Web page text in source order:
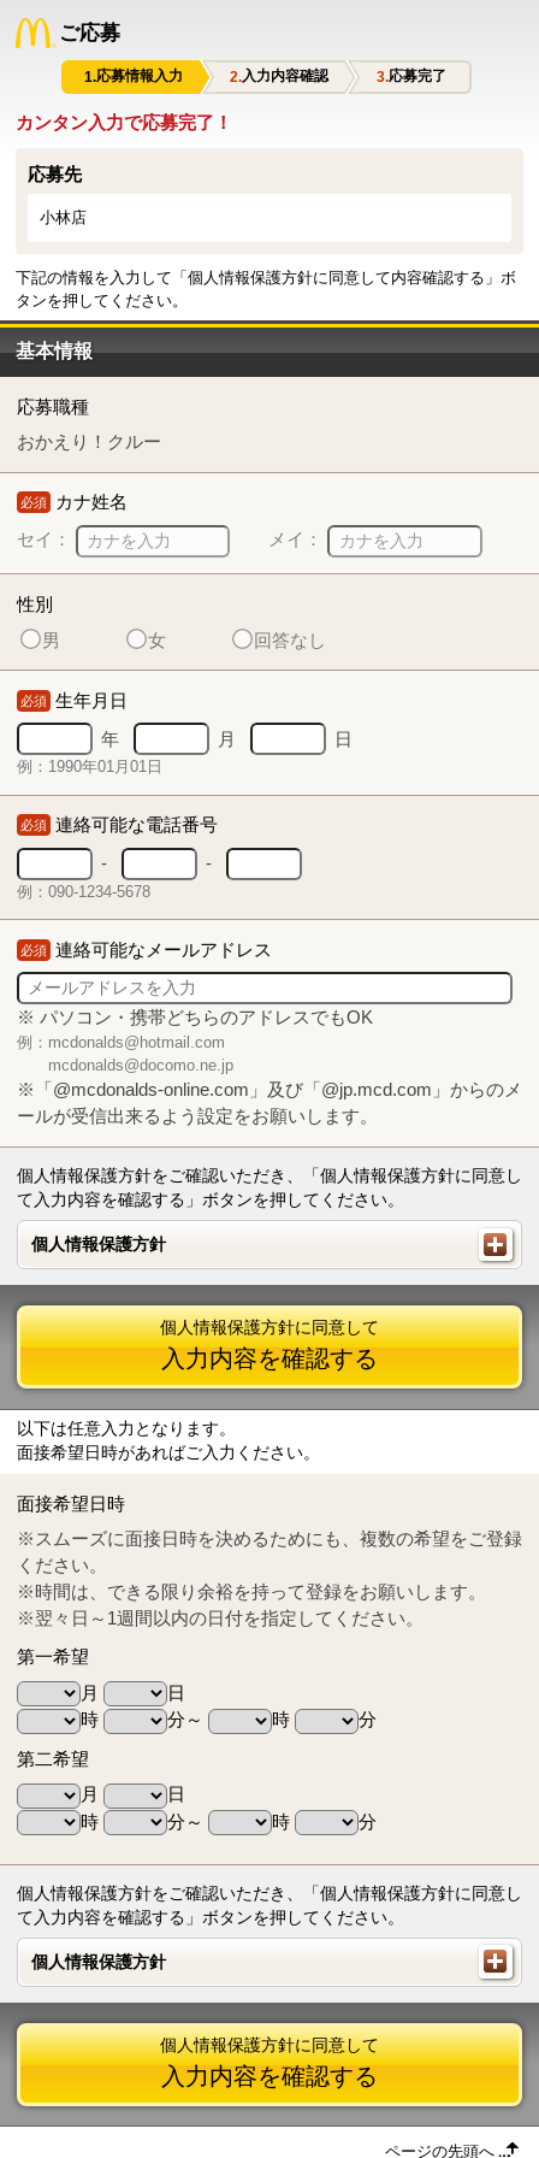
ご応募
応募情報入力 入力内容確認 応募完了
カンタン入力で応募完了！
応募先
小林店
下記の情報を入力して「個人情報保護方針に同意して内容確認する」ボ
タンを押してください。
基本情報
応募職種
おかえり！クルー
必須 カナ姓名
セイ：
メイ：
性別
男
女 回答なし
必須 生年月日
年
月 日
例：1990年01月01日
必須 連絡可能な電話番号
-
-
例：090-1234-5678
必須 連絡可能なメールアドレス
※ パソコン・携帯どちらのアドレスでもOK
例：mcdonalds@hotmail.com
mcdonalds@docomo.ne.jp
※「@mcdonalds-online.com」及び「@jp.mcd.com」からのメ
ールが受信出来るよう設定をお願いします。
個人情報保護方針をご確認いただき、「個人情報保護方針に同意し
て入力内容を確認する」ボタンを押してください。
個人情報保護方針
個人情報保護方針
Tel
0570-55-0314
個人情報保護方針に同意して
入力内容を確認する
以下は任意入力となります。
面接希望日時があればご入力ください。
面接希望日時
※スムーズに面接日時を決めるためにも、複数の希望をご登録
ください。
※時間は、できる限り余裕を持って登録をお願いします。
※翌々日～1週間以内の日付を指定してください。
第一希望
月
日
時
分～ 時
分
第二希望
月
日
時
分～ 時 分
個人情報保護方針をご確認いただき、「個人情報保護方針に同意し
て入力内容を確認する」ボタンを押してください。
個人情報保護方針
個人情報保護方針
個人情報保護方針に同意して
入力内容を確認する
ページの先頭へ